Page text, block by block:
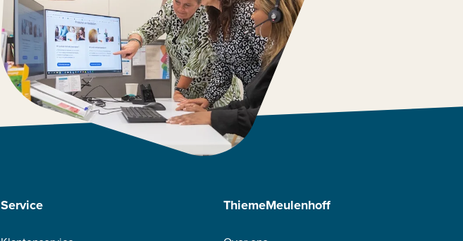
Service ThiemeMeulenhoff